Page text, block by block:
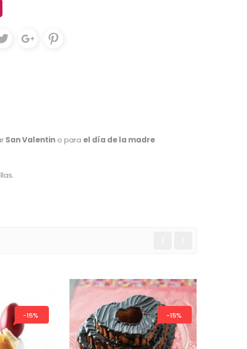
San Valentino para el día de la madre
-15% -15%